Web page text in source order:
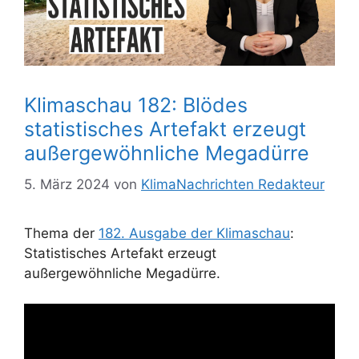
Klimaschau 182: Blödes
statistisches Artefakt erzeugt
außergewöhnliche Megadürre
5. März 2024 von KlimaNachrichten Redakteur
Thema der 182. Ausgabe der Klimaschau:
Statistisches Artefakt erzeugt
außergewöhnliche Megadürre.